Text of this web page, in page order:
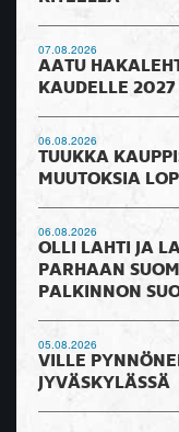
07.08.2026
AATU
KAUDELLE 2027
06.08.2026
TUUKKA
MUUTOKSIA
06.08.2026
OLLI LAHTI JA
PARHAAN
PALKINNON
05.08.2026
VILLE
JYVÄSKYLÄSSÄ